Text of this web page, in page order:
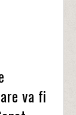
va fi